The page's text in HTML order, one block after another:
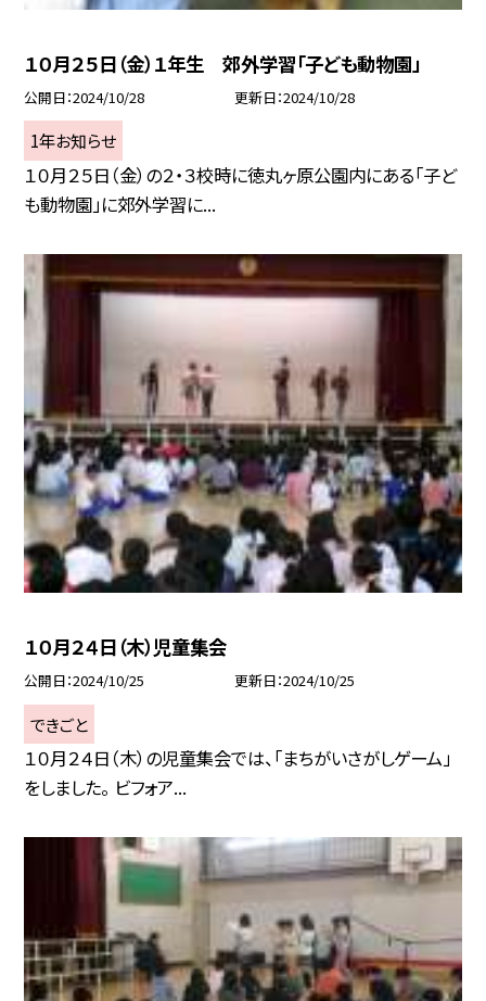
１０月２５日（金）１年生 郊外学習「子ども動物園」
公開日 2024/10/28 更新日 2024/10/28
1年お知らせ
１０月２５日（金）の２・３校時に徳丸ヶ原公園内にある「子ど
も動物園」に郊外学習に...
１０月２４日（木）児童集会
公開日 2024/10/25 更新日 2024/10/25
できごと
１０月２４日（木）の児童集会では、「まちがいさがしゲーム」
をしました。 ビフォア...